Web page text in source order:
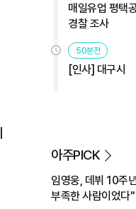
매일유업 평택
경찰 조사
50분전
[인사] 대구시
아주PICK
임영웅, 데뷔 10주
부족한 사람이었다"